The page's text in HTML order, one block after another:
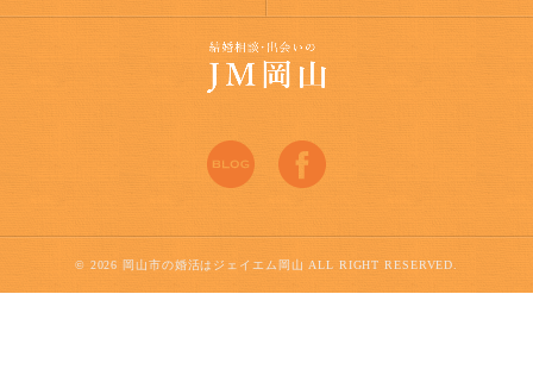
© 2026 岡山市の婚活はジェイエム岡山 ALL RIGHT RESERVED.